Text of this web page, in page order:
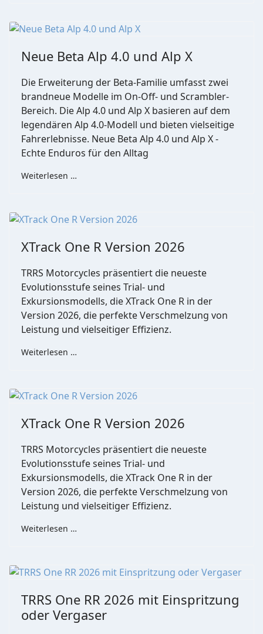
Neue Beta Alp 4.0 und Alp X
Die Erweiterung der Beta-Familie umfasst zwei
brandneue Modelle im On-Off- und Scrambler-
Bereich. Die Alp 4.0 und Alp X basieren auf dem
legendären Alp 4.0-Modell und bieten vielseitige
Fahrerlebnisse. Neue Beta Alp 4.0 und Alp X -
Echte Enduros für den Alltag
Weiterlesen …
XTrack One R Version 2026
TRRS Motorcycles präsentiert die neueste
Evolutionsstufe seines Trial- und
Exkursionsmodells, die XTrack One R in der
Version 2026, die perfekte Verschmelzung von
Leistung und vielseitiger Effizienz.
Weiterlesen …
XTrack One R Version 2026
TRRS Motorcycles präsentiert die neueste
Evolutionsstufe seines Trial- und
Exkursionsmodells, die XTrack One R in der
Version 2026, die perfekte Verschmelzung von
Leistung und vielseitiger Effizienz.
Weiterlesen …
TRRS One RR 2026 mit Einspritzung
oder Vergaser